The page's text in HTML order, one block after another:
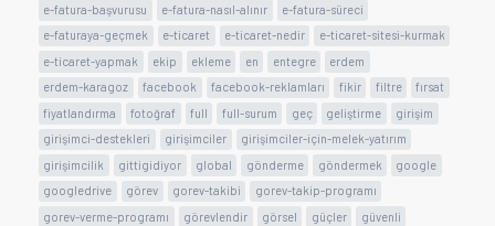
e-fatura-başvurusu
e-fatura-nasıl-alınır
e-fatura-süreci
e-faturaya-geçmek
e-ticaret e-ticaret-nedir
e-ticaret-sitesi-kurmak
e-ticaret-yapmak
ekip ekleme en entegre
erdem
erdem-karagoz
facebook facebook-reklamları fikir filtre
fırsat
fiyatlandırma
fotoğraf full full-surum geç geliştirme
girişim
girişimci-destekleri
girişimciler
girişimciler-için-melek-yatırım
girişimcilik
gittigidiyor global gönderme göndermek
google
googledrive
görev gorev-takibi
gorev-takip-programı
gorev-verme-programı
görevlendir görsel güçler
güvenli